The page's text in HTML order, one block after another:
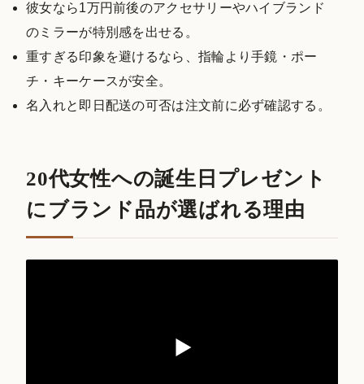
彼女なら1万円前後のアクセサリーやハイブランド
のミラーが特別感を出せる。
重すぎる印象を避けるなら、指輪より手鏡・ポー
チ・キーケースが安全。
名入れと即日配送の可否は注文前に必ず確認する。
20代女性への誕生日プレゼント
にブランド品が選ばれる理由